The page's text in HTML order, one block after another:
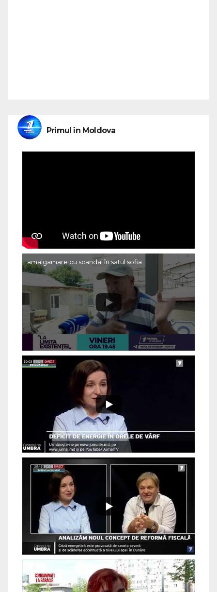
Primul în Moldova
amalgamare cu scandal în satul sofia